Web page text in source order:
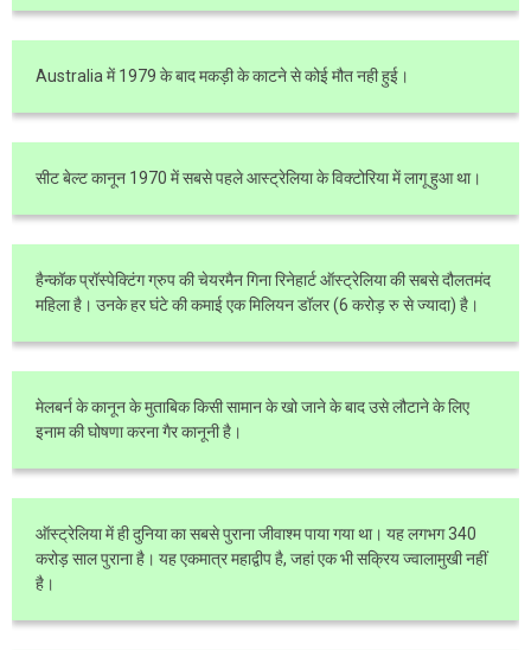
Australia में 1979 के बाद मकड़ी के काटने से कोई मौत नही हुई।
सीट बेल्ट कानून 1970 में सबसे पहले आस्ट्रेलिया के विक्टोरिया में लागू हुआ था।
हैन्कॉक प्रॉस्पेक्टिंग ग्रुप की चेयरमैन गिना रिनेहार्ट ऑस्ट्रेलिया की सबसे दौलतमंद
महिला है। उनके हर घंटे की कमाई एक मिलियन डॉलर (6 करोड़ रु से ज्यादा) है।
मेलबर्न के कानून के मुताबिक किसी सामान के खो जाने के बाद उसे लौटाने के लिए
इनाम की घोषणा करना गैर कानूनी है।
ऑस्ट्रेलिया में ही दुनिया का सबसे पुराना जीवाश्म पाया गया था। यह लगभग 340
करोड़ साल पुराना है। यह एकमात्र महाद्वीप है, जहां एक भी सक्रिय ज्वालामुखी नहीं
है।